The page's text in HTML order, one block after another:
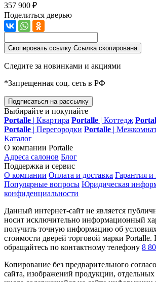
357 900 ₽
Поделиться дверью
Скопировать ссылку Ссылка скопирована
Следите за новинками и акциями
*Запрещенная соц. сеть в РФ
Подписаться на рассылку
Выбирайте и покупайте
Portalle | Квартира Portalle | Коттедж
Portalle | Перегородки Portalle |
Каталог
О компании Portalle
Адреса салонов Блог
Поддержка и сервис
О компании Оплата и доставка Гарантия и
Популярные вопросы Юридическая
конфиденциальности
Данный интернет-сайт не является
носит исключительно информационный
получить точную информацию об условиях
стоимости дверей торговой марки Portalle.
обращайтесь по контактному телефону 8
Копирование без предварительного
сайта, изображений продукции,